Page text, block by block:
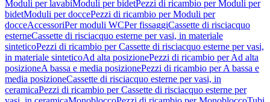
Moduli per lavabiModuli per bidetPezzi di ricambio per Moduli per
bidetModuli per doccePezzi di ricambio per Moduli per
docceAccessoriPer moduli WCPer fissaggiCassette di risciacquo
esterneCassette di risciacquo esterne per vasi, in materiale
sinteticoPezzi di ricambio per Cassette di risciacquo esterne per vasi,
in materiale sinteticoAd alta posizionePezzi di ricambio per Ad alta
posizioneA bassa e media posizionePezzi di ricambio per A bassa e
media posizioneCassette di risciacquo esterne per vasi, in
ceramicaPezzi di ricambio per Cassette di risciacquo esterne per